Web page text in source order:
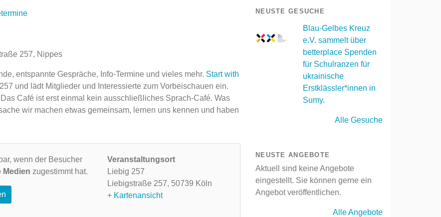
257, Nippes
entspannte Gespräche, Info-Termine und vieles mehr. Start with
und lädt Mitglieder und Interessierte zum Vorbeischauen ein.
Café ist erst einmal kein ausschließliches Sprach-Café. Was
wir machen etwas gemeinsam, lernen uns kennen und haben
wenn der Besucher
Medien zugestimmt hat.
Veranstaltungsort
Liebig 257
Liebigstraße 257, 50739 Köln
+ Kartenansicht
NEUSTE GESUCHE
Blau-Gelbes Kreuz
e.V. sammelt über
betterplace Spenden
für Schulranzen für
ukrainische
Erstklässler*innen in
Sumy.
Alle Gesuche
NEUSTE ANGEBOTE
Aktuell sind keine Angebote
eingestellt. Sie können gerne ein
Angebot veröffentlichen.
Alle Angebote